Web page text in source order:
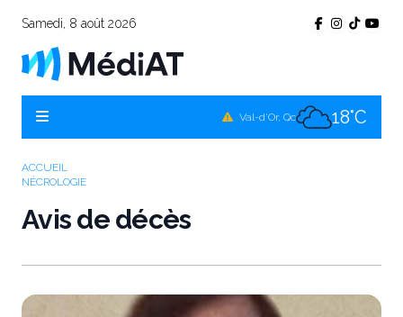
Samedi, 8 août 2026
Val-d'Or, Qc 18°C
ACCUEIL
NÉCROLOGIE
Avis de décès